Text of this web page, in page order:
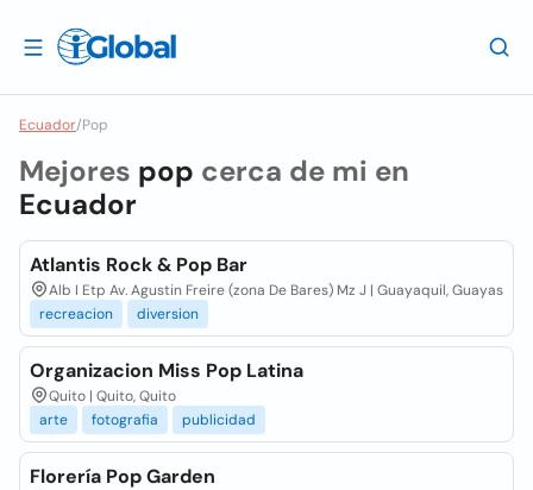
Ecuador/Pop
Mejores pop cerca de mi en
Ecuador
Atlantis Rock & Pop Bar
Alb I Etp Av. Agustin Freire (zona De Bares) Mz J | Guayaquil, Guayas
recreacion
diversion
Organizacion Miss Pop Latina
Quito | Quito, Quito
arte
fotografia publicidad
Florería Pop Garden